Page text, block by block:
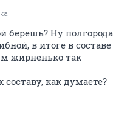
берешь? Ну полгорода
в итоге в составе
жирненько так
как думаете?